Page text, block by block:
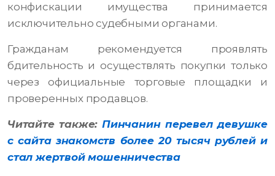
конфискации имущества принимается
исключительно судебными органами.
Гражданам рекомендуется проявлять
бдительность и осуществлять покупки только
через официальные торговые площадки и
проверенных продавцов.
Читайте также: Пинчанин перевел девушке
с сайта знакомств более 20 тысяч рублей и
стал жертвой мошенничества